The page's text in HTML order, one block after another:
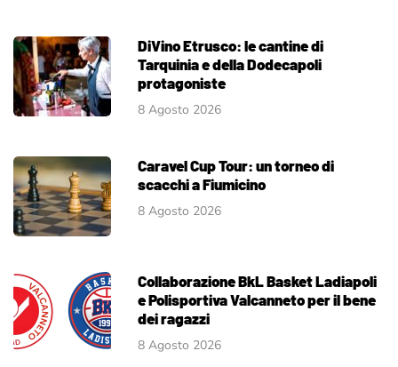
DiVino Etrusco: le cantine di
Tarquinia e della Dodecapoli
protagoniste
8 Agosto 2026
Caravel Cup Tour: un torneo di
scacchi a Fiumicino
8 Agosto 2026
Collaborazione BkL Basket Ladiapoli
e Polisportiva Valcanneto per il bene
dei ragazzi
8 Agosto 2026